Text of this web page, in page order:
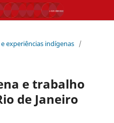
experiências indígenas /
e trabalho
de Janeiro